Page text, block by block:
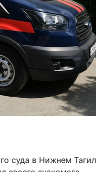
суда в Нижнем